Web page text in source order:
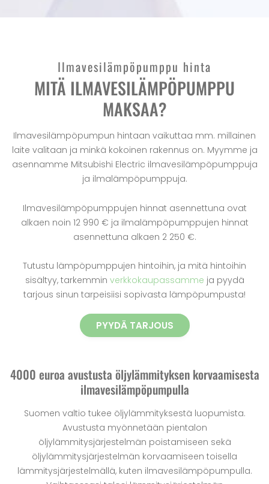
Ilmavesilämpöpumppu hinta
MITÄ ILMAVESILÄMPÖPUMPPU
MAKSAA?
Ilmavesilämpöpumpun hintaan vaikuttaa mm. millainen
laite valitaan ja minkä kokoinen rakennus on. Myymme ja
asennamme Mitsubishi Electric ilmavesilämpöpumppuja
ja ilmalämpöpumppuja.
Ilmavesilämpöpumppujen hinnat asennettuna ovat
alkaen noin 12 990 € ja ilmalämpöpumppujen hinnat
asennettuna alkaen 2 250 €.
Tutustu lämpöpumppujen hintoihin, ja mitä hintoihin
sisältyy, tarkemmin verkkokaupassamme ja pyydä
tarjous sinun tarpeisiisi sopivasta lämpöpumpusta!
PYYDÄ TARJOUS
4000 euroa avustusta öljylämmityksen korvaamisesta
ilmavesilämpöpumpulla
Suomen valtio tukee öljylämmityksestä luopumista.
Avustusta myönnetään pientalon
öljylämmitysjärjestelmän poistamiseen sekä
öljylämmitysjärjestelmän korvaamiseen toisella
lämmitysjärjestelmällä, kuten ilmavesilämpöpumpulla.